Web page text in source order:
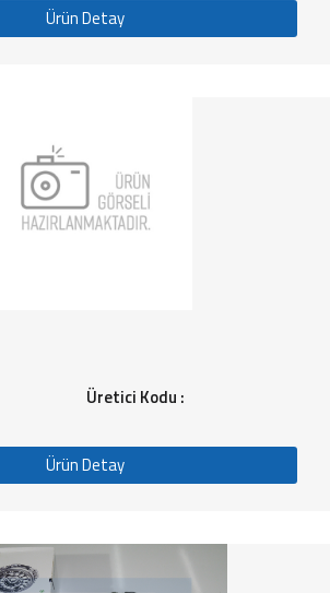
Ürün Detay
Üretici Kodu :
Ürün Detay